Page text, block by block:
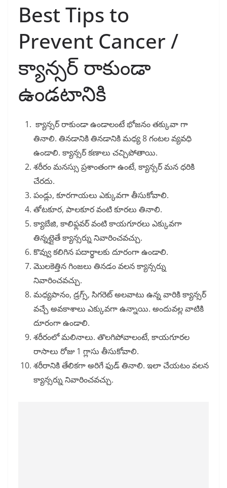
Best Tips to
Prevent Cancer /
క్యాన్సర్ రాకుండా
ఉండటానికి
క్యాన్సర్ రాకుండా ఉండాలంటే భోజనం తక్కువా గా
తినాలి. తినడానికి తినడానికి మధ్య 8 గంటల వ్యవధి
ఉండాలి. క్యాన్సర్ కణాలు చచ్చిపోతాయి.
శరీరం మనస్సు ప్రశాంతంగా ఉంటే, క్యాన్సర్ మన ధరికి
చేరదు.
పండ్లు, కూరగాయలు ఎక్కువగా తీసుకోవాలి.
తోటకూర, పాలకూర వంటి కూరలు తినాలి.
క్యాబేజి, కాలిఫ్లవర్ వంటి కాయగూరలు ఎక్కువగా
తిన్నట్లైతే క్యాన్సర్ను నివారించవచ్చు.
కొవ్వు కలిగిన పదార్థాలకు దూరంగా ఉండాలి.
మొలకెత్తిన గింజలు తినడం వలన క్యాన్సర్ను
నివారించవచ్చు.
మధ్యపానం, డ్రగ్స్, సిగరెట్ అలవాటు ఉన్న వారికి క్యాన్సర్
వచ్చే అవకాశాలు ఎక్కువగా ఉన్నాయి. అందువల్ల వాటికి
దూరంగా ఉండాలి.
శరీరంలో మలినాలు. తొలగిపోవాలంటే, కాయగూరల
రాసాలు రోజు 1 గ్లాసు తీసుకోవాలి.
శరీరానికి తేలికగా అరిగే ఫుడ్ తినాలి. ఇలా చేయటం వలన
క్యాన్సర్ను నివారించవచ్చు.